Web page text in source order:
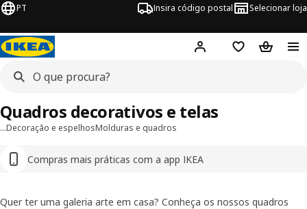
PT Insira código postal Selecionar loja
Hej! Inicie sessão
FavoritosCesto de
…Decoração e espelhosMolduras e quadros
Compras mais práticas com a app IKEA
Quadros decorativos e telas
Quer ter uma galeria arte em casa? Conheça os nossos quadros